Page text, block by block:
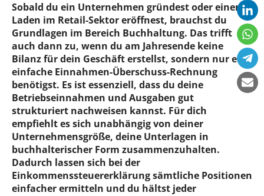
Sobald du ein Unternehmen gründest oder einen
Laden im Retail-Sektor eröffnest, brauchst du
Grundlagen im Bereich Buchhaltung. Das trifft
auch dann zu, wenn du am Jahresende keine
Bilanz für dein Geschäft erstellst, sondern nur eine
einfache Einnahmen-Überschuss-Rechnung
benötigst. Es ist essenziell, dass du deine
Betriebseinnahmen und Ausgaben gut
strukturiert nachweisen kannst. Für dich
empfiehlt es sich unabhängig von deiner
Unternehmensgröße, deine Unterlagen in
buchhalterischer Form zusammenzuhalten.
Dadurch lassen sich bei der
Einkommenssteuererklärung sämtliche Positionen
einfacher ermitteln und du hältst jeder